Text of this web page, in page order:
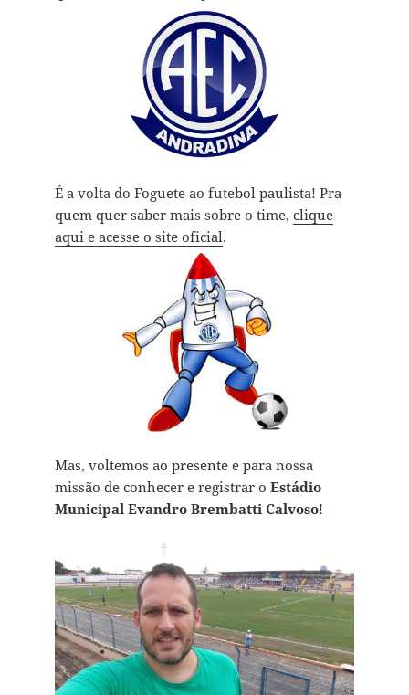
É a volta do Foguete ao futebol paulista! Pra
quem quer saber mais sobre o time, clique
aqui e acesse o site oficial.
Mas, voltemos ao presente e para nossa
missão de conhecer e registrar o Estádio
Municipal Evandro Brembatti Calvoso!